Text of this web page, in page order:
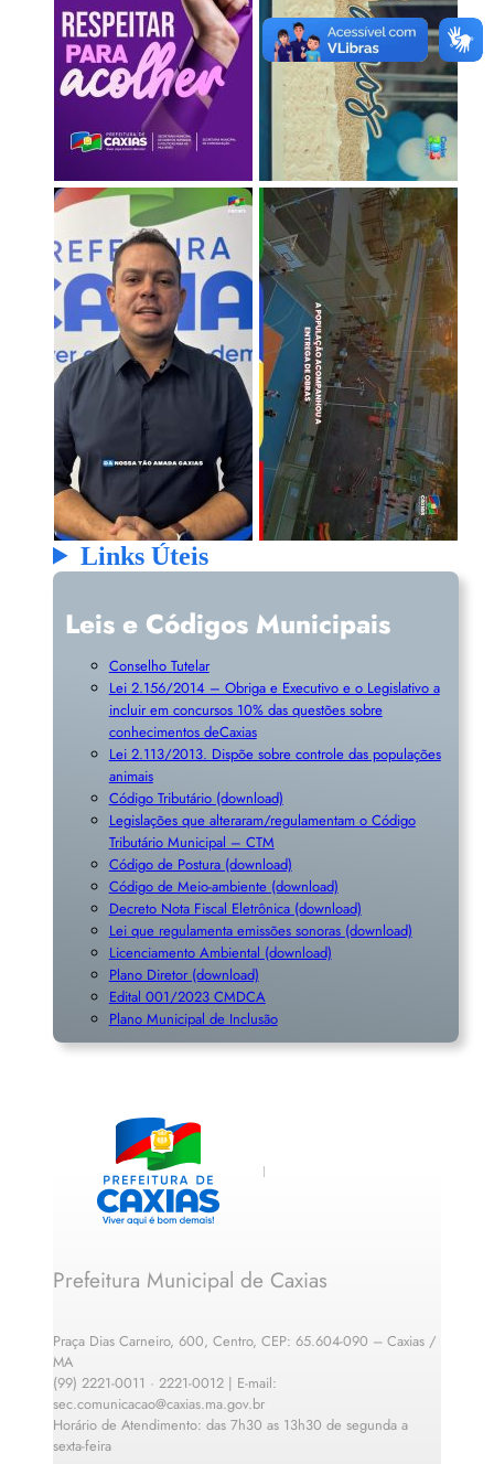
Links Úteis
Leis e Códigos Municipais
Conselho Tutelar
Lei 2.156/2014 – Obriga e Executivo e o Legislativo a
incluir em concursos 10% das questões sobre
conhecimentos deCaxias
Lei 2.113/2013. Dispõe sobre controle das populações
animais
Código Tributário (download)
Legislações que alteraram/regulamentam o Código
Tributário Municipal – CTM
Código de Postura (download)
Código de Meio-ambiente (download)
Decreto Nota Fiscal Eletrônica (download)
Lei que regulamenta emissões sonoras (download)
Licenciamento Ambiental (download)
Plano Diretor (download)
Edital 001/2023 CMDCA
Plano Municipal de Inclusão
Prefeitura Municipal de Caxias
Praça Dias Carneiro, 600, Centro, CEP: 65.604-090 – Caxias /
MA
(99) 2221-0011 · 2221-0012 | E-mail:
sec.comunicacao@caxias.ma.gov.br
Horário de Atendimento: das 7h30 as 13h30 de segunda a
sexta-feira